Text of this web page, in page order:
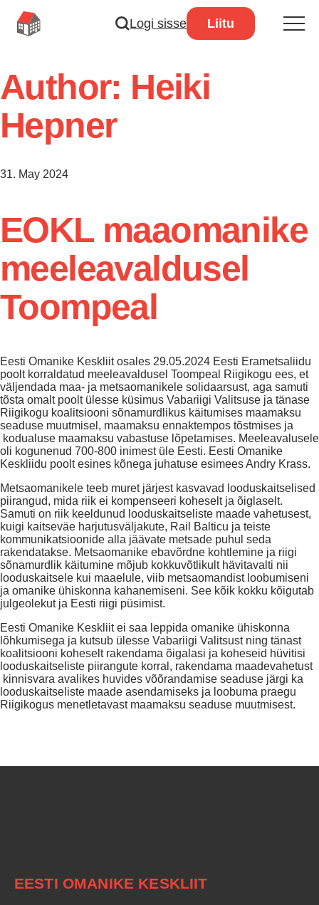
Logi sisse Liitu
Author: Heiki
Hepner
31. May 2024
EOKL maaomanike
meeleavaldusel
Toompeal
Eesti Omanike Keskliit osales 29.05.2024 Eesti Erametsaliidu
poolt korraldatud meeleavaldusel Toompeal Riigikogu ees, et
väljendada maa- ja metsaomanikele solidaarsust, aga samuti
tõsta omalt poolt ülesse küsimus Vabariigi Valitsuse ja tänase
Riigikogu koalitsiooni sõnamurdlikus käitumises maamaksu
seaduse muutmisel, maamaksu ennaktempos tõstmises ja
kodualuse maamaksu vabastuse lõpetamises. Meeleavalusele
oli kogunenud 700-800 inimest üle Eesti. Eesti Omanike
Keskliidu poolt esines kõnega juhatuse esimees Andry Krass.
Metsaomanikele teeb muret järjest kasvavad looduskaitselised
piirangud, mida riik ei kompenseeri koheselt ja õiglaselt.
Samuti on riik keeldunud looduskaitseliste maade vahetusest,
kuigi kaitseväe harjutusväljakute, Rail Balticu ja teiste
kommunikatsioonide alla jäävate metsade puhul seda
rakendatakse. Metsaomanike ebavõrdne kohtlemine ja riigi
sõnamurdlik käitumine mõjub kokkuvõtlikult hävitavalti nii
looduskaitsele kui maaelule, viib metsaomandist loobumiseni
ja omanike ühiskonna kahanemiseni. See kõik kokku kõigutab
julgeolekut ja Eesti riigi püsimist.
Eesti Omanike Keskliit ei saa leppida omanike ühiskonna
lõhkumisega ja kutsub ülesse Vabariigi Valitsust ning tänast
koalitsiooni koheselt rakendama õigalasi ja koheseid hüvitisi
looduskaitseliste piirangute korral, rakendama maadevahetust
kinnisvara avalikes huvides võõrandamise seaduse järgi ka
looduskaitseliste maade asendamiseks ja loobuma praegu
Riigikogus menetletavast maamaksu seaduse muutmisest.
EESTI OMANIKE KESKLIIT